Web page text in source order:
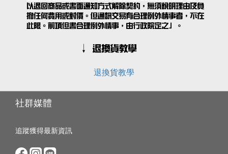
退換貨教學
社群媒體
追蹤獲得最新資訊